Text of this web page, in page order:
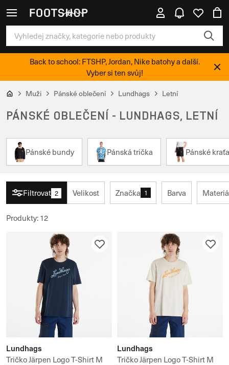
Back to school: FTSHP, Jordan, Nike batohy a další.
Vyber si ten svůj!
Muži Pánské oblečení Lundhags Letní
PÁNSKÉ OBLEČENÍ - LUNDHAGS, LETNÍ
Pánské bundy Pánská trička Pánské
Filtrovat 2 Velikost Značka 1 Barva
Produkty: 12
Lundhags
Tričko Järpen Logo T-Shirt M
Lundhags
Tričko Järpen Logo T-Shirt M